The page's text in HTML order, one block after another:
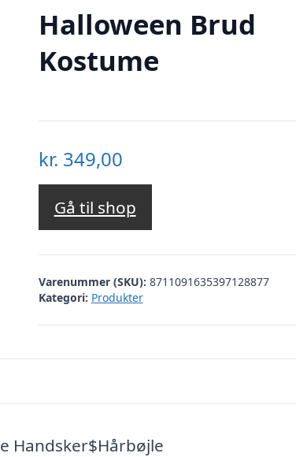
Halloween Brud
Kostume
kr. 349,00
Gå til shop
Varenummer (SKU): 8711091635397128877
Kategori: Produkter
Handsker$Hårbøjle